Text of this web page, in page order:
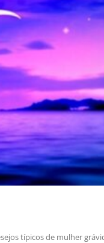
típicos de mulher